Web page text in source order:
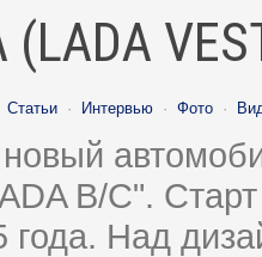
Статьи · Интервью · Фото ·
B/C".
года. Над